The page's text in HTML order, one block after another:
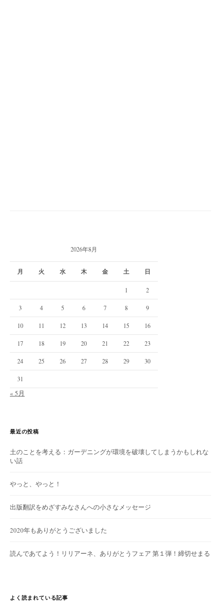
2026年8月
月 火 水 木 金 土 日
1 2
3 4 5 6 7 8 9
10 11 12 13 14 15 16
17 18 19 20 21 22 23
24 25 26 27 28 29 30
31
« 5月
最近の投稿
土のことを考える：ガーデニングが環境を破壊してしまうかもしれな
い話
やっと、やっと！
出版翻訳をめざすみなさんへの小さなメッセージ
2020年もありがとうございました
読んであてよう！リリアーネ、ありがとうフェア 第１弾！締切せまる
よく読まれている記事